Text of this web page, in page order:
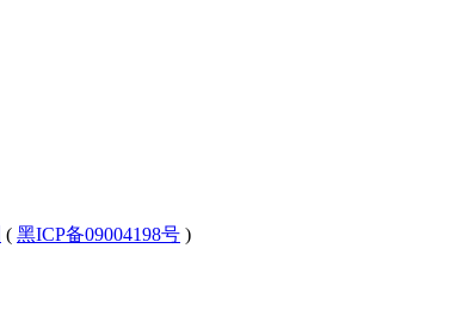
( 黑ICP备09004198号 )